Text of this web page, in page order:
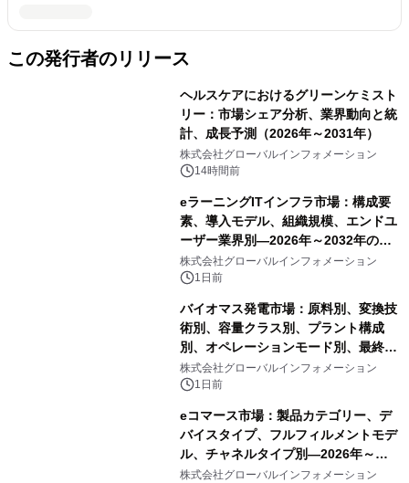
この発行者のリリース
ヘルスケアにおけるグリーンケミスト
リー：市場シェア分析、業界動向と統
計、成長予測（2026年～2031年）
株式会社グローバルインフォメーション
14時間前
eラーニングITインフラ市場：構成要
素、導入モデル、組織規模、エンドユ
ーザー業界別―2026年～2032年の世
界市場予測
株式会社グローバルインフォメーション
1日前
バイオマス発電市場：原料別、変換技
術別、容量クラス別、プラント構成
別、オペレーションモード別、最終用
途別―2026年～2032年の世界市場予
測
株式会社グローバルインフォメーション
1日前
eコマース市場：製品カテゴリー、デ
バイスタイプ、フルフィルメントモデ
ル、チャネルタイプ別―2026年～
2032年の世界市場予測
株式会社グローバルインフォメーション